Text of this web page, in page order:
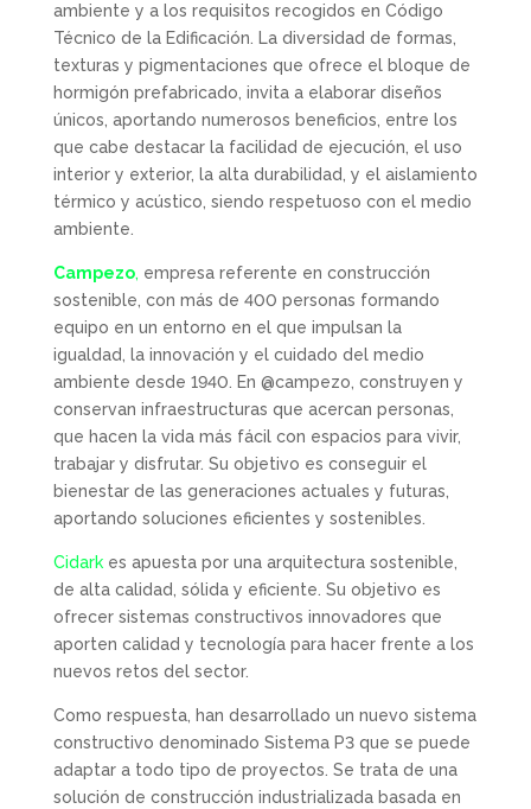
ambiente y a los requisitos recogidos en Código
Técnico de la Edificación. La diversidad de formas,
texturas y pigmentaciones que ofrece el bloque de
hormigón prefabricado, invita a elaborar diseños
únicos, aportando numerosos beneficios, entre los
que cabe destacar la facilidad de ejecución, el uso
interior y exterior, la alta durabilidad, y el aislamiento
térmico y acústico, siendo respetuoso con el medio
ambiente.
Campezo, empresa referente en construcción
sostenible, con más de 400 personas formando
equipo en un entorno en el que impulsan la
igualdad, la innovación y el cuidado del medio
ambiente desde 1940. En @campezo, construyen y
conservan infraestructuras que acercan personas,
que hacen la vida más fácil con espacios para vivir,
trabajar y disfrutar. Su objetivo es conseguir el
bienestar de las generaciones actuales y futuras,
aportando soluciones eficientes y sostenibles.
Cidarkes apuesta por una arquitectura sostenible,
de alta calidad, sólida y eficiente. Su objetivo es
ofrecer sistemas constructivos innovadores que
aporten calidad y tecnología para hacer frente a los
nuevos retos del sector.
Como respuesta, han desarrollado un nuevo sistema
constructivo denominado Sistema P3 que se puede
adaptar a todo tipo de proyectos. Se trata de una
solución de construcción industrializada basada en